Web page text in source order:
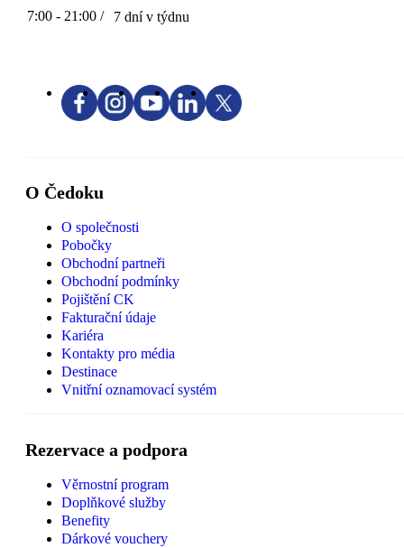
7:00 - 21:00 / 7 dní v týdnu
O Čedoku
O společnosti
Pobočky
Obchodní partneři
Obchodní podmínky
Pojištění CK
Fakturační údaje
Kariéra
Kontakty pro média
Destinace
Vnitřní oznamovací systém
Rezervace a podpora
Věrnostní program
Doplňkové služby
Benefity
Dárkové vouchery